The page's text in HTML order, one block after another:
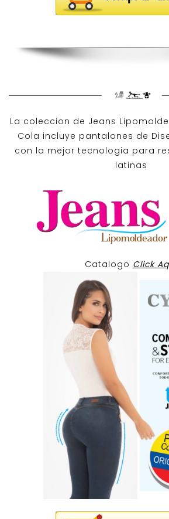
La coleccion de Jeans
Cola incluye pantalones de
con la mejor tecnologia para
latinas
Catalogo Click